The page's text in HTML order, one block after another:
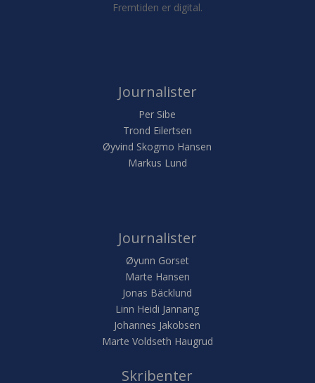
Fremtiden er digital.
Journalister
Per Sibe
Trond Eilertsen
Øyvind Skogmo Hansen
Markus Lund
Journalister
Øyunn Gorset
Marte Hansen
Jonas Bäcklund
Linn Heidi Jannang
Johannes Jakobsen
Marte Voldseth Haugrud
Skribenter